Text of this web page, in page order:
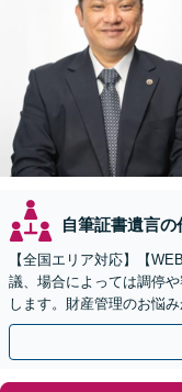
自筆証書遺言の
【全国エリア対応】【
議、場合によっては調停
します。財産管理のお悩
引き継ぐ安心の事業承継